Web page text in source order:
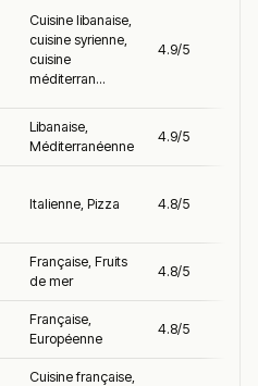
Cuisine libanaise,
cuisine syrienne,
cuisine
méditerran...
4.9/5
Libanaise,
Méditerranéenne
4.9/5
Italienne, Pizza 4.8/5
Française, Fruits
de mer
4.8/5
Française,
Européenne
4.8/5
Cuisine française,